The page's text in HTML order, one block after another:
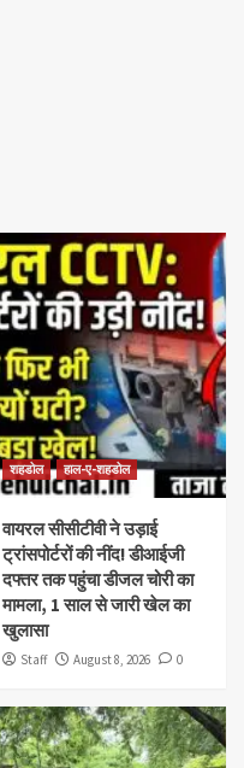
शहडोल हाल-ए-शहडोल
वायरल सीसीटीवी ने उड़ाई
ट्रांसपोर्टरों की नींद! डीआईजी
दफ्तर तक पहुंचा डीजल चोरी का
मामला, 1 साल से जारी खेल का
खुलासा
Staff August 8, 2026 0